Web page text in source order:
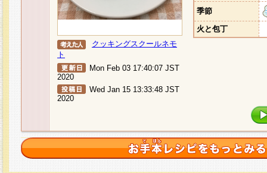
クッキングスクールネモ
ト
Mon Feb 03 17:40:07 JST
2020
Wed Jan 15 13:33:48 JST
2020
季節
火と包丁